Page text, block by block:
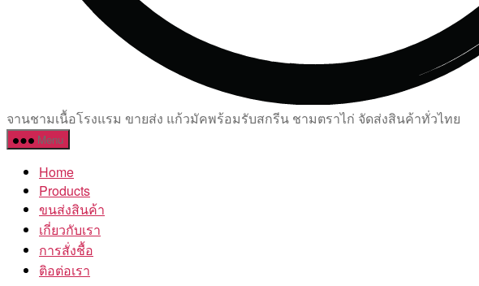
จานชามเนื้อโรงแรม ขายส่ง แก้วมัคพร้อมรับสกรีน ชามตราไก่ จัดส่งสินค้าทั่วไทย
Menu
Home
Products
ขนส่งสินค้า
เกี่ยวกับเรา
การสั่งชื้อ
ติอต่อเรา